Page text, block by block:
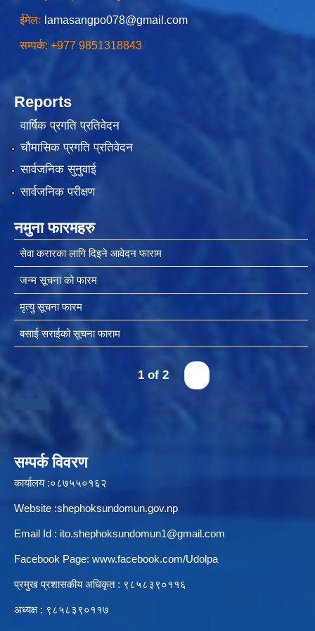
ईमेलः lamasangpo078@gmail.com
सम्पर्क: +977 9851318843
Reports
वार्षिक प्रगति प्रतिवेदन
चौमासिक प्रगति प्रतिवेदन
सार्वजनिक सुनुवाई
सार्वजनिक परीक्षण
नमुना फारमहरु
सेवा करारका लागि दिइने आवेदन फाराम
जन्म सूचना को फारम
मृत्यु सूचना फारम
बसाई सराईको सूचना फाराम
1 of 2
सम्पर्क विवरण
कार्यालय :०८७५५०१६२
Website :shephoksundomun.gov.np
Email Id : ito.shephoksundomun1@gmail.com
Facebook Page: www.facebook.com/Udolpa
प्रमुख प्रशासकीय अधिकृत : ९८५८३९०११६‍
अध्यक्ष : ९८५८३९०११७